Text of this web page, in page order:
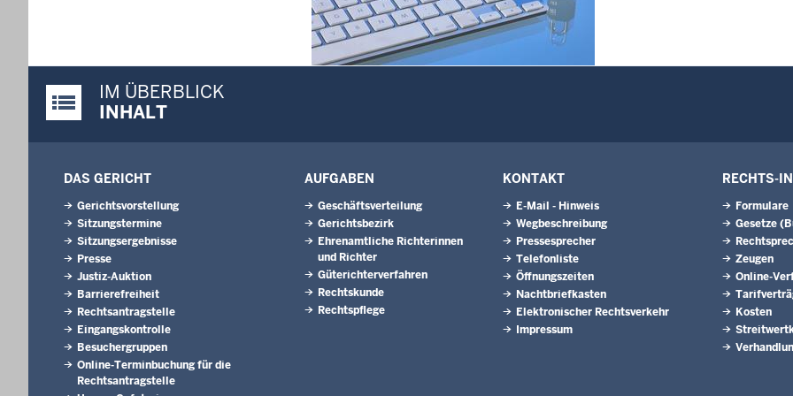
01.07.2026
Newsletter Juli 2026
30.06.2026
RechtSpecial - Schiedsleute helfen Streit
Justiz-Portal im Überblick:
IM ÜBERBLICK
INHALT
DAS GERICHT
Gerichtsvorstellung
Sitzungstermine
Sitzungsergebnisse
Presse
Justiz-Auktion
Barrierefreiheit
Rechtsantragstelle
Eingangskontrolle
Besuchergruppen
Online-Terminbuchung für die
Rechtsantragstelle
AUFGABEN
Geschäftsverteilung
Gerichtsbezirk
Ehrenamtliche Richterinnen
und Richter
Güterichterverfahren
Rechtskunde
Rechtspflege
KONTAKT
E-Mail - Hinweis
Wegbeschreibung
Pressesprecher
Telefonliste
Öffnungszeiten
Nachtbriefkasten
Elektronischer Rechtsverkehr
Impressum
RECHTS-
Formulare
Gesetze
Zeugen
Online-
Kosten